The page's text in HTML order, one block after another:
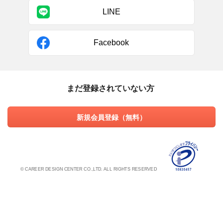
LINE
Facebook
まだ登録されていない方
新規会員登録（無料）
© CAREER DESIGN CENTER CO.,LTD. ALL RIGHTS RESERVED